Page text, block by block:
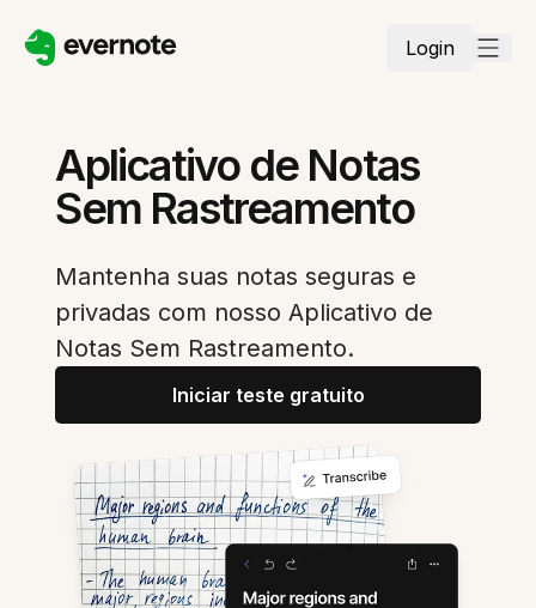
Login
Aplicativo de Notas
Sem Rastreamento
Mantenha suas notas seguras e
privadas com nosso Aplicativo de
Notas Sem Rastreamento.
Iniciar teste gratuito